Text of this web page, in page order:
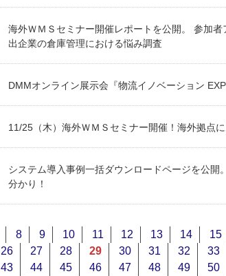
海外ＷＭＳセミナー開催レポートを公開。 参加
出企業の倉庫管理における悩み調査
DMMオンライン展示会『物流イノベーション
11/25（木）海外ＷＭＳセミナー開催！海外拠点
システム導入事例一括ダウンロードページを公開
分かり！
8 9 10 11 12 13 14 15
26 27 28 29 30 31 32 33
43 44 45 46 47 48 49 50